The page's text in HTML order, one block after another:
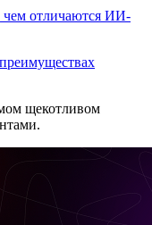
чем отличаются ИИ-
щекотливом